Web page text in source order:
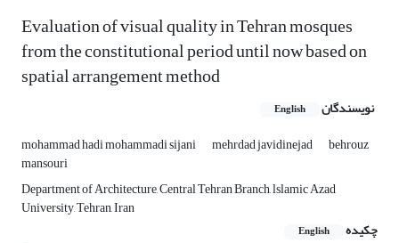
Evaluation of visual quality in Tehran mosques
from the constitutional period until now based on
spatial arrangement method
نویسندگان English
mohammad hadi mohammadi sijani mehrdad javidinejad behrouz
mansouri
Department of Architecture, Central Tehran Branch, lslamic Azad
University, Tehran, Iran
چکیده
English